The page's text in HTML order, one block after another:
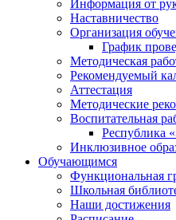
Информация от
Наставничество
Организация
График
Методическая
Рекомендуемый
Аттестация
Методические
Воспитательная
Республика
Инклюзивное
Обучающимся
Функциональная
Школьная
Наши достижения